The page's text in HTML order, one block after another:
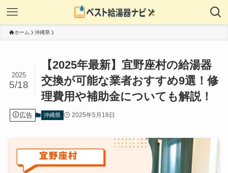
ホーム 沖縄県
【2025年最新】宜野座村の給湯器
交換が可能な業者おすすめ9選！修
理費用や補助金についても解説！
2025
5/18
広告 沖縄県 2025年5月18日